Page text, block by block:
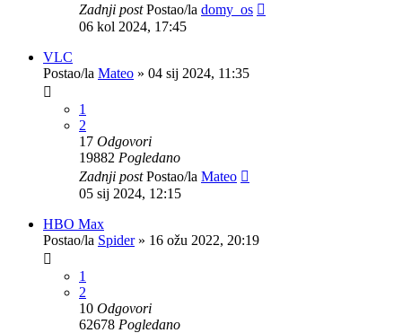
Zadnji postPostao/la domy_os
06 kol 2024, 17:45
VLC
Postao/la Mateo » 04 sij 2024, 11:35
1
2
17 Odgovori
19882 Pogledano
Zadnji postPostao/la Mateo
05 sij 2024, 12:15
HBO Max
Postao/la Spider» 16 ožu 2022, 20:19
1
2
10 Odgovori
62678 Pogledano